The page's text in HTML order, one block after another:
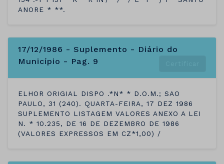
ANORE * **.
17/12/1986 - Suplemento - Diário do
Município - Pag. 9
ELHOR ORIGIAL DISPO .*N* * D.O.M.; SAO
PAULO, 31 (240). QUARTA-FEIRA, 17 DEZ 1986
SUPLEMENTO LISTAGEM VALORES ANEXO A LEI
N. * 10.235, DE 16 DE DEZEMBRO DE 1986
(VALORES EXPRESSOS EM CZ*1,00) /